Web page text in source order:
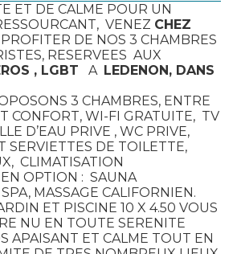
ET DE CALME POUR UN
VENEZ CHEZ
PROFITER DE NOS 3 CHAMBRES
RESERVEES AUX
, LGBT A LEDENON, DANS
3 CHAMBRES, ENTRE
CONFORT, WI-FI GRATUITE, TV
D’EAU PRIVE , WC PRIVE,
SERVIETTES DE TOILETTE,
CLIMATISATION
OPTION : SAUNA
MASSAGE CALIFORNIEN.
ET PISCINE 10 X 4.50 VOUS
NU EN TOUTE SERENITE
APAISANT ET CALME TOUT EN